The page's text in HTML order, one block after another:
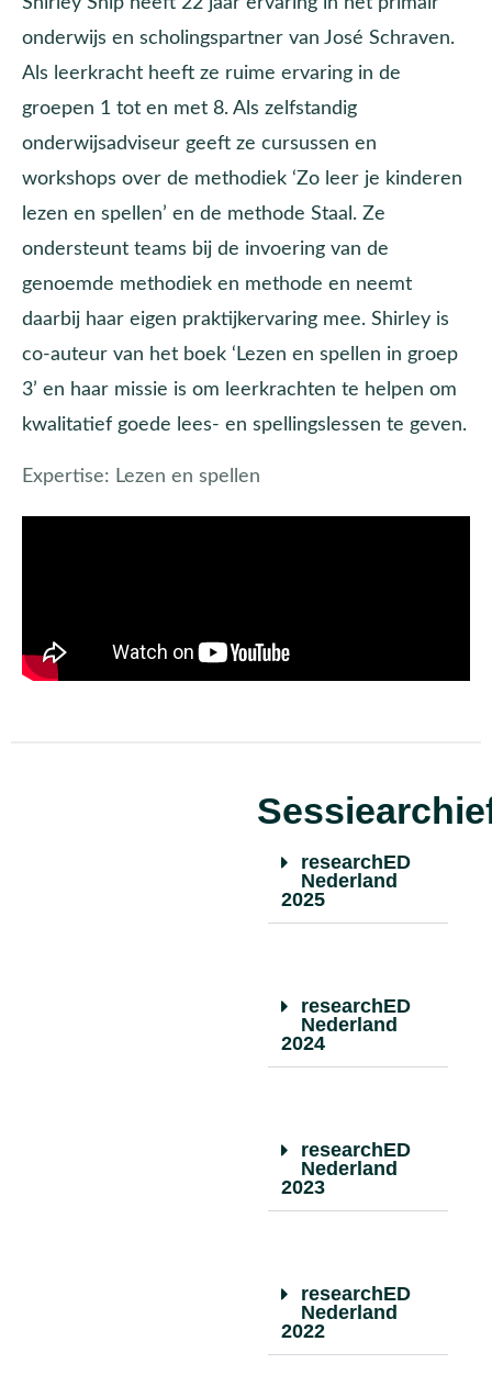
onderwijs en scholingspartner van José Schraven.
Als leerkracht heeft ze ruime ervaring in de
groepen 1 tot en met 8. Als zelfstandig
onderwijsadviseur geeft ze cursussen en
workshops over de methodiek ‘Zo leer je kinderen
lezen en spellen’ en de methode Staal. Ze
ondersteunt teams bij de invoering van de
genoemde methodiek en methode en neemt
daarbij haar eigen praktijkervaring mee. Shirley is
co-auteur van het boek ‘Lezen en spellen in groep
3’ en haar missie is om leerkrachten te helpen om
kwalitatief goede lees- en spellingslessen te geven.
Expertise: Lezen en spellen
researchED
Nederland
2025
researchED
Nederland
2024
researchED
Nederland
2023
researchED
Nederland
2022